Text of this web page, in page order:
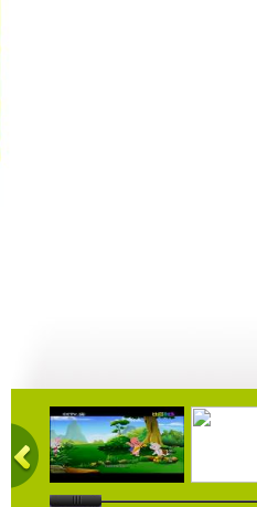
10:07